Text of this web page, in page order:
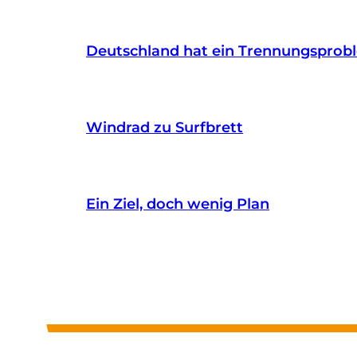
Deutschland hat ein
Windrad zu Surfbrett
Ein Ziel, doch wenig Plan